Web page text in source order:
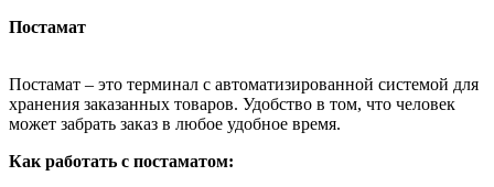
Постамат
Постамат – это терминал с автоматизированной системой для
хранения заказанных товаров. Удобство в том, что человек
может забрать заказ в любое удобное время.
Как работать с постаматом: